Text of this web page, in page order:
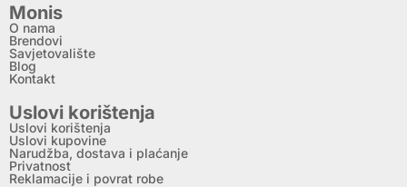
Monis
O nama
Brendovi
Savjetovalište
Blog
Kontakt
Uslovi korištenja
Uslovi korištenja
Uslovi kupovine
Narudžba, dostava i plaćanje
Privatnost
Reklamacije i povrat robe